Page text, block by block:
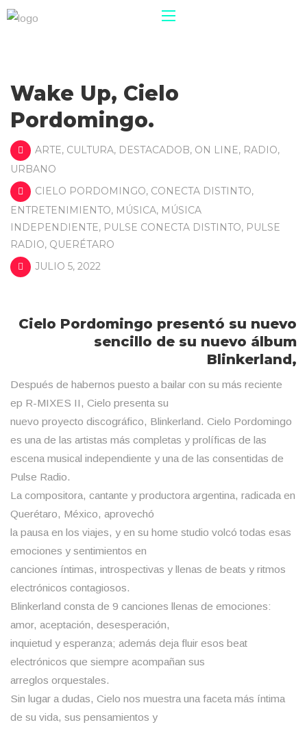
Wake Up, Cielo
Pordomingo.
ARTE, CULTURA, DESTACADOB, ON LINE, RADIO,
URBANO
CIELO PORDOMINGO, CONECTA DISTINTO,
ENTRETENIMIENTO, MÚSICA, MÚSICA
INDEPENDIENTE, PULSE CONECTA DISTINTO, PULSE
RADIO, QUERÉTARO
JULIO 5, 2022
Cielo Pordomingo presentó su nuevo
sencillo de su nuevo álbum
Blinkerland,
Después de habernos puesto a bailar con su más reciente
ep R-MIXES II, Cielo presenta su
nuevo proyecto discográfico, Blinkerland. Cielo Pordomingo
es una de las artistas más completas y prolíficas de las
escena musical independiente y una de las consentidas de
Pulse Radio.
La compositora, cantante y productora argentina, radicada en
Querétaro, México, aprovechó
la pausa en los viajes, y en su home studio volcó todas esas
emociones y sentimientos en
canciones íntimas, introspectivas y llenas de beats y ritmos
electrónicos contagiosos.
Blinkerland consta de 9 canciones llenas de emociones:
amor, aceptación, desesperación,
inquietud y esperanza; además deja fluir esos beat
electrónicos que siempre acompañan sus
arreglos orquestales.
Sin lugar a dudas, Cielo nos muestra una faceta más íntima
de su vida, sus pensamientos y